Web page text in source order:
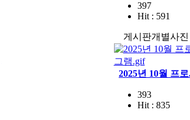
397
Hit : 591
게시판개별사진
2025년 10월 프
393
Hit : 835